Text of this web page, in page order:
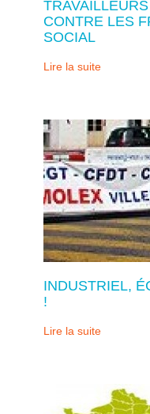
CONTRE LES
SOCIAL
Lire la suite
INDUSTRIEL,
!
Lire la suite